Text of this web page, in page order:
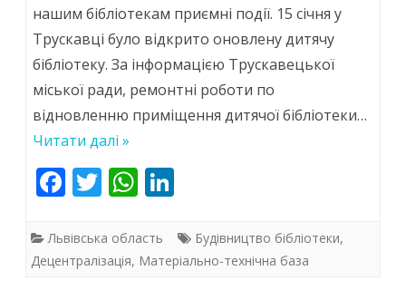
Трускавці
відкрили
оновлену
бібліотеку
нашим бібліотекам приємні події. 15 січня у
Трускавці було відкрито оновлену дитячу
бібліотеку. За інформацією Трускавецької
міської ради, ремонтні роботи по
відновленню приміщення дитячої бібліотеки…
Читати далі »
F
e
b
T
itt
er
W
at
s
k
e
Львівська область Будівництво бібліотеки,
Децентралізація, Матеріально-технічна база